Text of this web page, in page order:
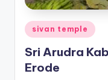
Posted
in
sivan temple
Sri Arudra
Erode